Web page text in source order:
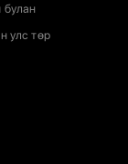
булан
улс төр